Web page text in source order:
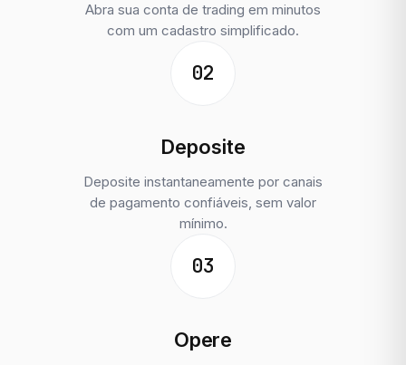
Abra sua conta de trading em minutos
com um cadastro simplificado.
02
Deposite
Deposite instantaneamente por canais
de pagamento confiáveis, sem valor
mínimo.
03
Opere